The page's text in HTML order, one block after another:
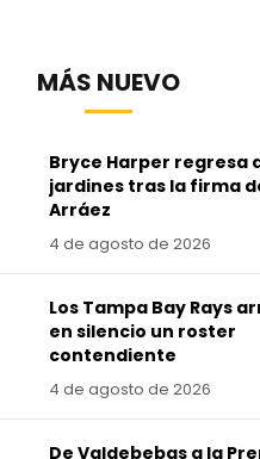
MÁS NUEVO
Bryce Harper regresa
jardines tras la firma
Arráez
4 de agosto de 2026
Los Tampa Bay Rays
en silencio un roster
contendiente
4 de agosto de 2026
De Valdebebas a la